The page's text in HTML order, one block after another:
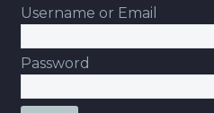
Username or Email
Password